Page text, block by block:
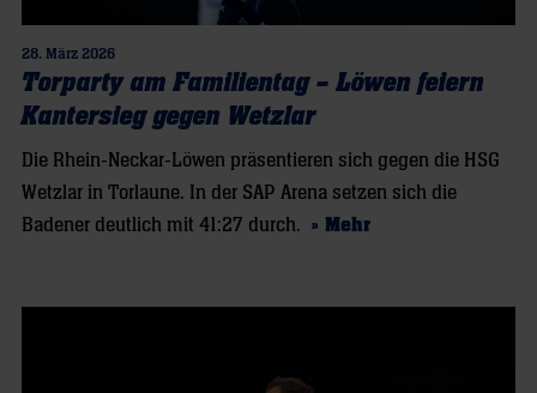
28. März 2026
Torparty am Familientag – Löwen feiern
Kantersieg gegen Wetzlar
Die Rhein-Neckar-Löwen präsentieren sich gegen die HSG
Wetzlar in Torlaune. In der SAP Arena setzen sich die
Badener deutlich mit 41:27 durch. » Mehr